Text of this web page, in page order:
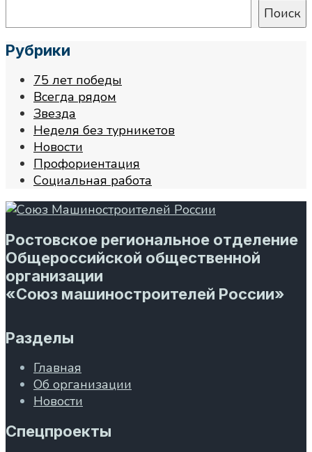
Поиск
Рубрики
75 лет победы
Всегда рядом
Звезда
Неделя без турникетов
Новости
Профориентация
Социальная работа
Ростовское региональное отделение
Общероссийской общественной
организации
«Союз машиностроителей России»
Разделы
Главная
Об организации
Новости
Спецпроекты